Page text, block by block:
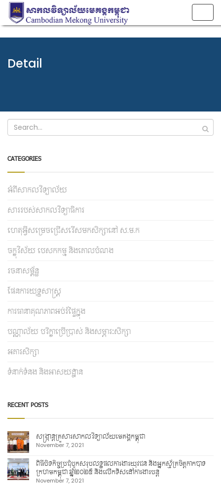
Detail
CATEGORIES
អំពីសាកលវិទ្យាល័យ
សាររបស់សាកលវិទ្យាធិការ
ហេតុអ្វីសម្រេចជ្រើសរើសមកសិក្សានៅ ស.ម.ក
ចក្ខុវិស័យ បេសកកម្ម និងគោលបំណង
រចនាសម្ព័ន្ធ
ផែនការយុទ្ធសាស្រ្ត
ការធានាគុណភាពអប់រំផ្ទៃក្នុង
បណ្ណាល័យ បរិក្ខាប្រើប្រាស់ និងសម្ភារៈសិក្សា
អគារសិក្សា
ទំនាក់ទំនង និងអាសយដ្ឋាន
RECENT POSTS
សង្ក្រាន្តគ្រួសារសាកលវិទ្យាល័យមេគង្គកម្ពុជា
November 7, 2021
ពិធីបិទកិច្ចប្រជុំបូកសរុបលទ្ធផលការងារយុវជន និងអ្នកស្ម័គ្រចិត្តកាកបាទ
ក្រហមកម្ពុជា ឆ្នាំ២០២៥ និងលើកទិសដៅការងារបន្ត
November 7, 2021